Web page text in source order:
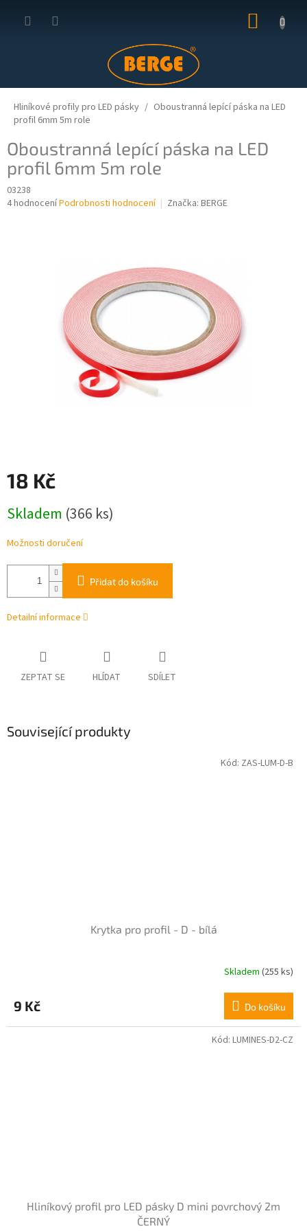
KOŠÍK
Hliníkové profily pro LED pásky
Oboustranná lepící páska na LED
profil 6mm 5m role
Oboustranná lepící páska na LED
profil 6mm 5m role
03238
Průměrné
4 hodnoceníPodrobnosti hodnocení Značka: BERGE
18 Kč
cena:
Skladem (366 ks)
Možnosti doručení
Přidat do košíku
Detailní informace
ZEPTAT SE HLÍDAT SDÍLET
Související produkty
Krytka pro profil - D - bílá
produktu
je
5,0
Skladem(255 ks)
9 Kč Do košíku
Kód: ZAS-LUM-D-B
Hliníkový profil pro LED pásky D mini povrchový 2m
ČERNÝ
Kód: LUMINES-D2-CZ